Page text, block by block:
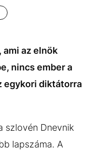
ami az elnök
nincs ember a
egykori diktátorra
szlovén Dnevnik
lapszáma. A